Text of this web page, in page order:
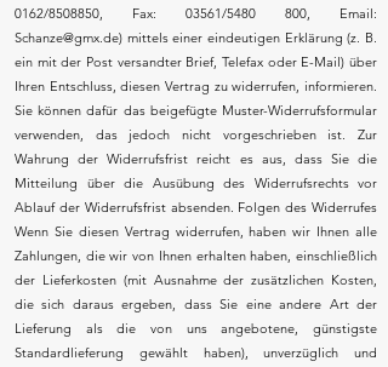
0162/8508850, Fax: 03561/5480 800, Email:
Schanze@gmx.de) mittels einer eindeutigen Erklärung (z. B.
ein mit der Post versandter Brief, Telefax oder E-Mail) über
Ihren Entschluss, diesen Vertrag zu widerrufen, informieren.
Sie können dafür das beigefügte Muster-Widerrufsformular
verwenden, das jedoch nicht vorgeschrieben ist. Zur
Wahrung der Widerrufsfrist reicht es aus, dass Sie die
Mitteilung über die Ausübung des Widerrufsrechts vor
Ablauf der Widerrufsfrist absenden. Folgen des Widerrufes
Wenn Sie diesen Vertrag widerrufen, haben wir Ihnen alle
Zahlungen, die wir von Ihnen erhalten haben, einschließlich
der Lieferkosten (mit Ausnahme der zusätzlichen Kosten,
die sich daraus ergeben, dass Sie eine andere Art der
Lieferung als die von uns angebotene, günstigste
Standardlieferung gewählt haben), unverzüglich und